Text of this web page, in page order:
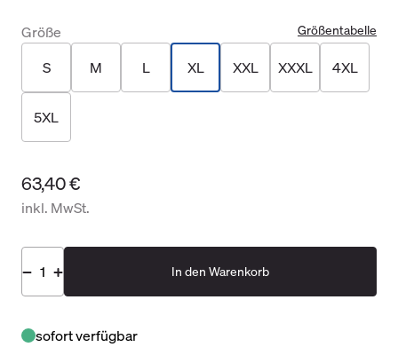
Größe Größentabelle
S M L XL XXL XXXL 4XL
5XL
63,40 €
inkl. MwSt.
In den Warenkorb
sofort verfügbar